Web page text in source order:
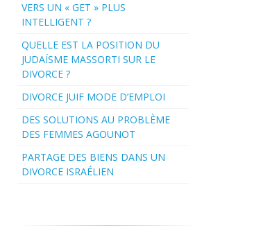
VERS UN « GET » PLUS
INTELLIGENT ?
QUELLE EST LA POSITION DU
JUDAÏSME MASSORTI SUR LE
DIVORCE ?
DIVORCE JUIF MODE D’EMPLOI
DES SOLUTIONS AU PROBLÈME
DES FEMMES AGOUNOT
PARTAGE DES BIENS DANS UN
DIVORCE ISRAÉLIEN